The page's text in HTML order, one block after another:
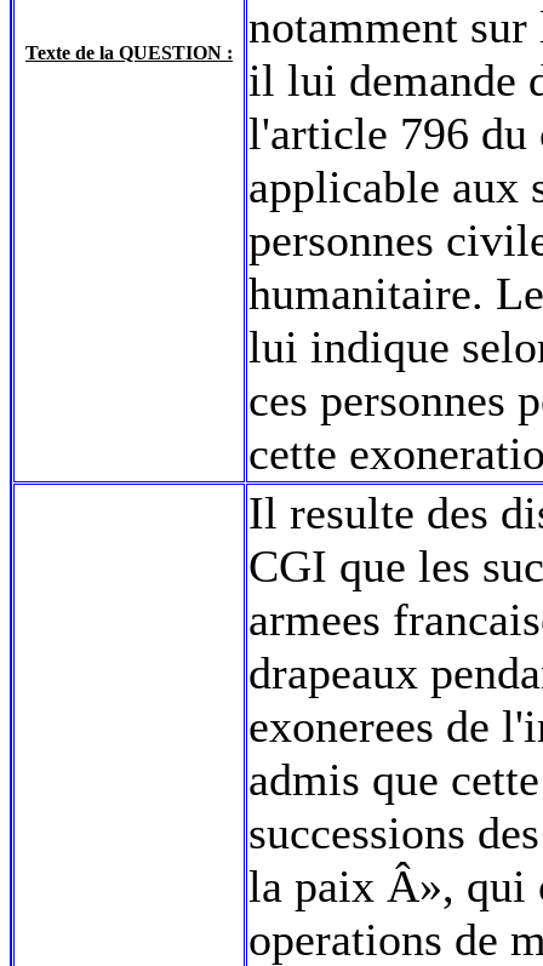
Texte de la QUESTION :
notamment
il lui demande
l'article 796 du
applicable aux
personnes
humanitaire.
lui indique
ces personnes
cette
Il resulte des
CGI que les
armees
drapeaux
exonerees de
admis que
successions
la paix Â», qui
operations de